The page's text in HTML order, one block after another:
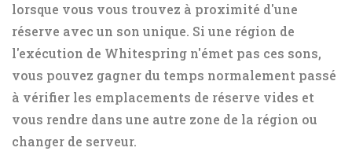
lorsque vous vous trouvez à proximité d'une
réserve avec un son unique. Si une région de
l'exécution de Whitespring n'émet pas ces sons,
vous pouvez gagner du temps normalement passé
à vérifier les emplacements de réserve vides et
vous rendre dans une autre zone de la région ou
changer de serveur.